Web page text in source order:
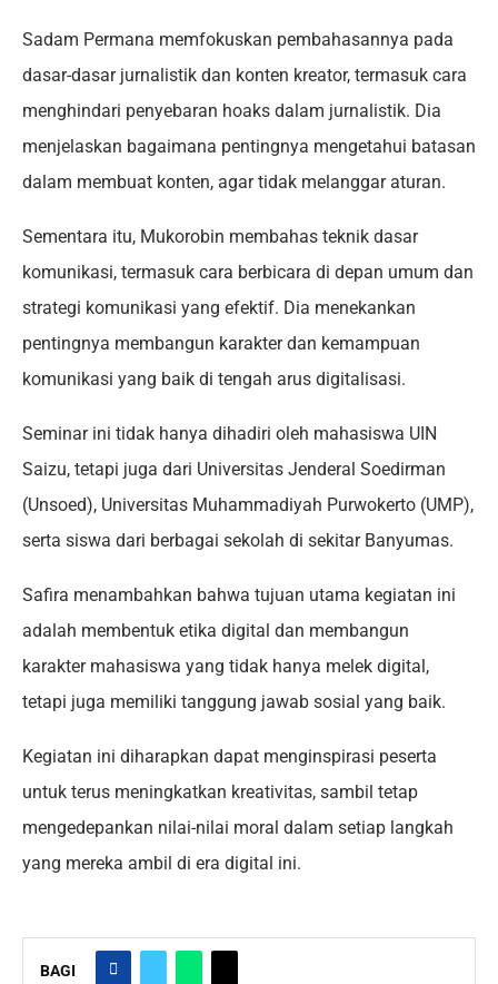
Sadam Permana memfokuskan pembahasannya pada
dasar-dasar jurnalistik dan konten kreator, termasuk cara
menghindari penyebaran hoaks dalam jurnalistik. Dia
menjelaskan bagaimana pentingnya mengetahui batasan
dalam membuat konten, agar tidak melanggar aturan.
Sementara itu, Mukorobin membahas teknik dasar
komunikasi, termasuk cara berbicara di depan umum dan
strategi komunikasi yang efektif. Dia menekankan
pentingnya membangun karakter dan kemampuan
komunikasi yang baik di tengah arus digitalisasi.
Seminar ini tidak hanya dihadiri oleh mahasiswa UIN
Saizu, tetapi juga dari Universitas Jenderal Soedirman
(Unsoed), Universitas Muhammadiyah Purwokerto (UMP),
serta siswa dari berbagai sekolah di sekitar Banyumas.
Safira menambahkan bahwa tujuan utama kegiatan ini
adalah membentuk etika digital dan membangun
karakter mahasiswa yang tidak hanya melek digital,
tetapi juga memiliki tanggung jawab sosial yang baik.
Kegiatan ini diharapkan dapat menginspirasi peserta
untuk terus meningkatkan kreativitas, sambil tetap
mengedepankan nilai-nilai moral dalam setiap langkah
yang mereka ambil di era digital ini.
BAGI